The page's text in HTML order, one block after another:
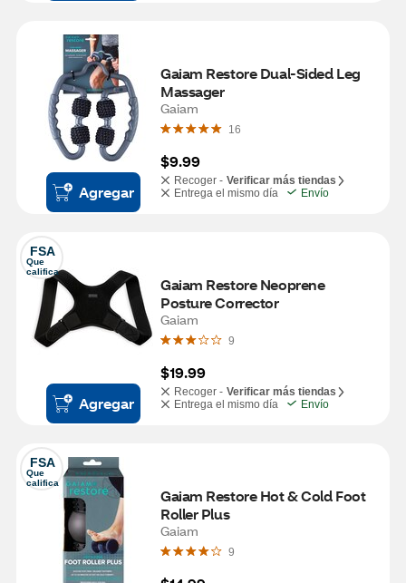
Agregar
Gaiam Restore Dual-Sided Leg
Massager
Gaiam
16
$9.99
Recoger - Verificar más tiendas
Entrega el mismo día
Envío
FSA
Que
califica
Agregar
Gaiam Restore Neoprene
Posture Corrector
Gaiam
9
$19.99
Recoger - Verificar más tiendas
Entrega el mismo día
Envío
FSA
Que
califica
Gaiam Restore Hot & Cold Foot
Roller Plus
Gaiam
9